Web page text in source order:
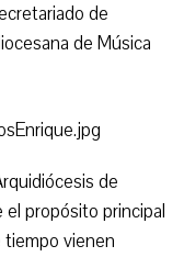
de
de Música
de
propósito principal
tiempo vienen